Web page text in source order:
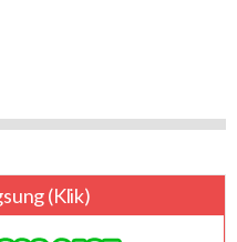
(klik)